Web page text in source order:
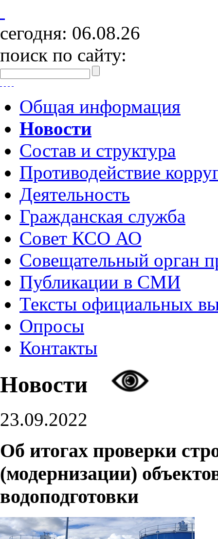
сегодня: 06.08.26
поиск по сайту:
Общая информация
Новости
Состав и структура
Противодействие
Деятельность
Гражданская служба
Совет КСО АО
Совещательный орган
Публикации в СМИ
Тексты официальных
Опросы
Контакты
Новости
23.09.2022
Об итогах проверки
(модернизации)
водоподготовки